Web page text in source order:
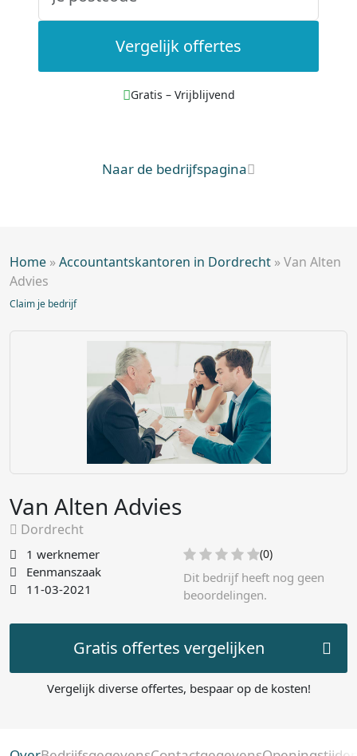
Vergelijk offertes
Gratis – Vrijblijvend
Naar de bedrijfspagina
Home »Accountantskantoren in Dordrecht »Van Alten
Advies
Claim je bedrijf
Van Alten Advies
Dordrecht
1 werknemer
Eenmanszaak
11-03-2021
(0)
Dit bedrijf heeft nog geen
beoordelingen.
Gratis offertes vergelijken
Vergelijk diverse offertes, bespaar op de kosten!